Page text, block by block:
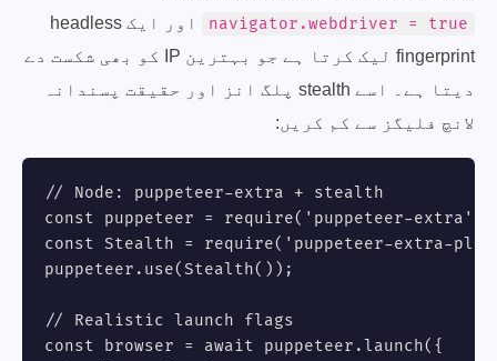
navigator.webdriver = true
اور ایک headless
fingerprint لیک کرتا ہے جو بہترین IP کو بھی شکست دے
دیتا ہے۔ اسے stealth پلگ انز اور حقیقت پسندانہ
لانچ فلیگز سے کم کریں:
// Node: puppeteer-extra + stealth
const puppeteer = require('puppeteer-extra');
const Stealth = require('puppeteer-extra-
puppeteer.use(Stealth());
// Realistic launch flags
const browser = await puppeteer.launch({